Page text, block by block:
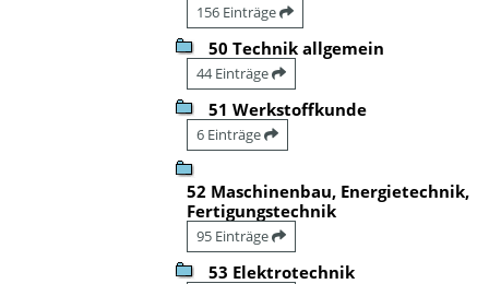
156 Einträge
50 Technik allgemein
44 Einträge
51 Werkstoffkunde
6 Einträge
52 Maschinenbau, Energietechnik,
Fertigungstechnik
95 Einträge
53 Elektrotechnik